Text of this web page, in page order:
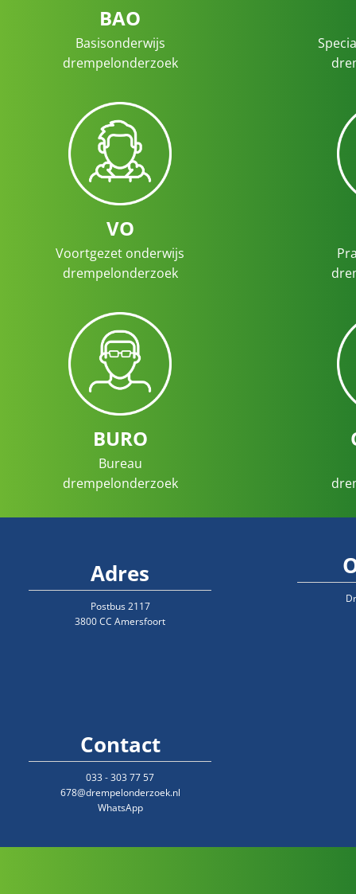
BAO
Basisonderwijs
drempelonderzoek
VO
Voortgezet onderwijs
drempelonderzoek
BURO
Bureau
drempelonderzoek
Adres
Postbus 2117
3800 CC Amersfoort
Contact
033 - 303 77 57
678@drempelonderzoek.nl
WhatsApp